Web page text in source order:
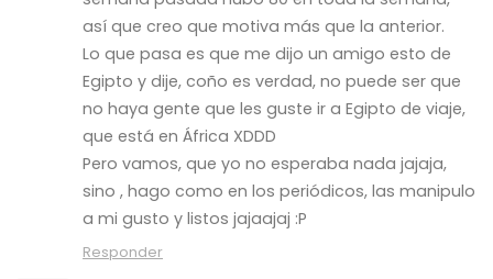
así que creo que motiva más que la anterior.
Lo que pasa es que me dijo un amigo esto de
Egipto y dije, coño es verdad, no puede ser que
no haya gente que les guste ir a Egipto de viaje,
que está en África XDDD
Pero vamos, que yo no esperaba nada jajaja,
sino , hago como en los periódicos, las manipulo
a mi gusto y listos jajaajaj :P
Responder